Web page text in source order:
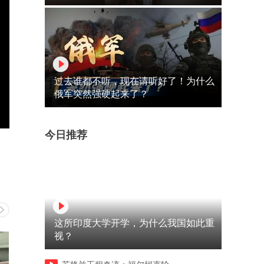
过去谁都不听，现在请听好了！为什么
俄军突然强硬起来了？
今日推荐
这所印度大学开学，为什么我国如此重
视？